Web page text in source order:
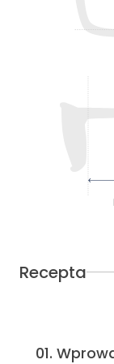
Recepta
01.